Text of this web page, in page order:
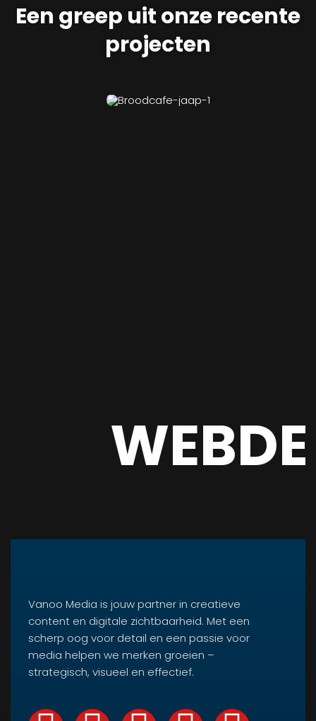
Een greep uit onze recente
projecten
Vanoo Media is jouw partner in creatieve
content en digitale zichtbaarheid. Met een
scherp oog voor detail en een passie voor
media helpen we merken groeien –
strategisch, visueel en effectief.